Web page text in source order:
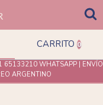
CARRITO 0
65133210 WHATSAPP | ENVÍO
ARGENTINO